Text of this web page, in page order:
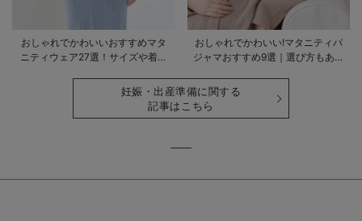
おしゃれでかわいいおすすめマタ
ニティウェア27選！サイズや着る
おしゃれでかわいい!マタニティパ
ジャマおすすめ9選｜選び方もあわ
妊娠・出産準備に関する
記事はこちら